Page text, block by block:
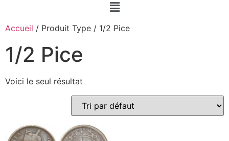
Accueil / Produit Type / 1/2 Pice
1/2 Pice
Voici le seul résultat